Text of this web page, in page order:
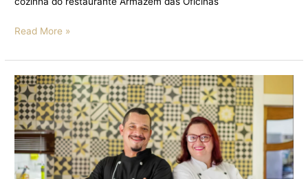
Read More »
CHEFs
DO
ARMAZÉM
DAS
OFICINAS
TRAZEM
RECEITAS